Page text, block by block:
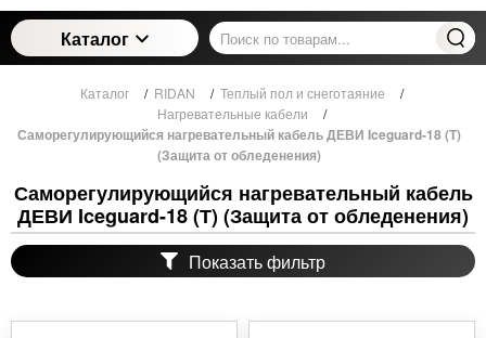
Каталог
Каталог / RIDAN / Теплый пол и снеготаяние
/
Нагревательные кабели
/
Саморегулирующийся нагревательный кабель ДЕВИ Iceguard-18 (Т)
(Защита от обледенения)
Саморегулирующийся нагревательный кабель
ДЕВИ Iceguard-18 (Т) (Защита от обледенения)
Показать фильтр